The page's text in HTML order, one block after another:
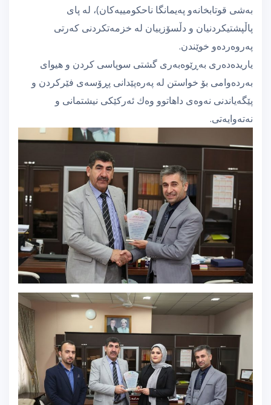
بەشی قوتابخانەو پەیمانگا ناحكومییەكان)، لە پای
پاڵپشتیكردنیان و دڵسۆزییان لە خزمەتكردنی كەرتی
پەروەردەو خوێندن.
یاریدەدەری بەڕێوەبەری گشتی سوپاسی كردن و هیوای
بەردەوامی بۆ خواستن لە پەرەپێدانی پڕۆسەی فێركردن و
پێگەیاندنی نەوەی داهاتوو وەك ئەركێكی نیشتمانی و
نەتەوایەتی.